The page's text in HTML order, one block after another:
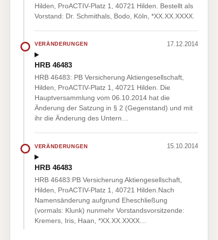
Hilden, ProACTIV-Platz 1, 40721 Hilden. Bestellt als
Vorstand: Dr. Schmithals, Bodo, Köln, *XX.XX.XXXX.
VERÄNDERUNGEN 17.12.2014
HRB 46483
HRB 46483: PB Versicherung Aktiengesellschaft,
Hilden, ProACTIV-Platz 1, 40721 Hilden. Die
Hauptversammlung vom 06.10.2014 hat die
Änderung der Satzung in § 2 (Gegenstand) und mit
ihr die Änderung des Untern…
VERÄNDERUNGEN 15.10.2014
HRB 46483
HRB 46483:PB Versicherung Aktiengesellschaft,
Hilden, ProACTIV-Platz 1, 40721 Hilden.Nach
Namensänderung aufgrund Eheschließung
(vormals: Klunk) nunmehr Vorstandsvorsitzende:
Kremers, Iris, Haan, *XX.XX.XXXX…